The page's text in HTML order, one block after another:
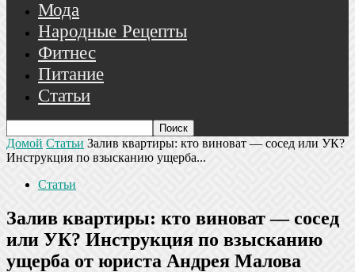
Мода
Народные Рецепты
Фитнес
Питание
Статьи
Домой Статьи Залив квартиры: кто виноват — сосед или УК?
Инструкция по взысканию ущерба...
Статьи
Залив квартиры: кто виноват — сосед
или УК? Инструкция по взысканию
ущерба от юриста Андрея Малова